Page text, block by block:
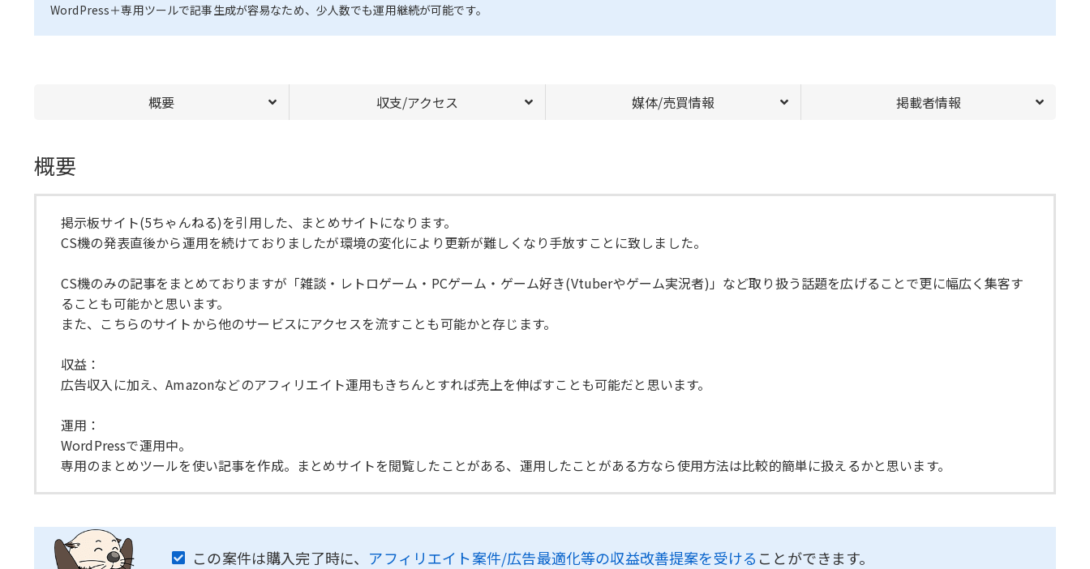
WordPress＋専用ツールで記事生成が容易なため、少人数でも運用継続が可能です。
概要 収支/アクセス 媒体/売買情報 掲載者情報
概要
掲示板サイト(5ちゃんねる)を引用した、まとめサイトになります。
CS機の発表直後から運用を続けておりましたが環境の変化により更新が難しくなり手放すことに致しました。
CS機のみの記事をまとめておりますが「雑談・レトロゲーム・PCゲーム・ゲーム好き(Vtuberやゲーム実況者)」など取り扱う話題を広げることで更に幅広く集客す
ることも可能かと思います。
また、こちらのサイトから他のサービスにアクセスを流すことも可能かと存じます。
収益：
広告収入に加え、Amazonなどのアフィリエイト運用もきちんとすれば売上を伸ばすことも可能だと思います。
運用：
WordPressで運用中。
専用のまとめツールを使い記事を作成。まとめサイトを閲覧したことがある、運用したことがある方なら使用方法は比較的簡単に扱えるかと思います。
この案件は購入完了時に、 アフィリエイト案件/広告最適化等の収益改善提案を受ける ことができます。